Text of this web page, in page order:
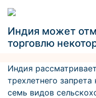
Индия может
торговлю
Индия
трехлетнего
семь видов